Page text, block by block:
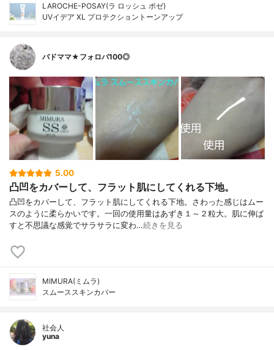
LAROCHE-POSAY(ラ ロッシュ ポゼ)
UVイデア XL プロテクショントーンアップ
バドママ★フォロバ100◎
5.00
凸凹をカバーして、フラット肌にしてくれる下地。
凸凹をカバーして、フラット肌にしてくれる下地。さわった感じはムー
スのように柔らかいです。一回の使用量はあずき１～２粒大。肌に伸ば
すと不思議な感覚でサラサラに変わ…続きを見る
MIMURA(ミムラ)
スムーススキンカバー
社会人
yuna